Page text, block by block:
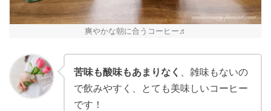
爽やかな朝に合うコーヒー♬
苦味も酸味もあまりなく
、雑味もないの
で飲みやすく、とても美味しいコーヒー
です！